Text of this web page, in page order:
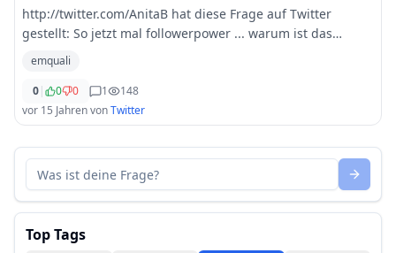
worden?
http://twitter.com/AnitaB hat diese Frage auf Twitter
gestellt: So jetzt mal followerpower ... warum ist das
italienspiel emquali abgebrochen worden?
emquali
0| 0 0 1
148
vor 15 JahrenvonTwitter
Top Tags